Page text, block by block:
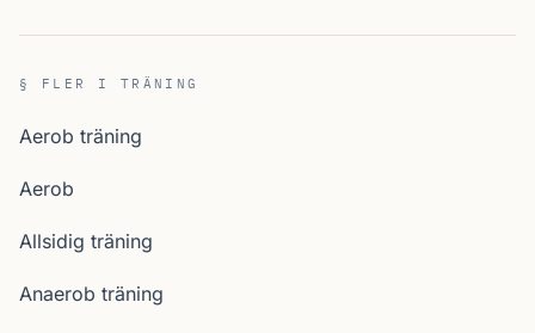
§ FLER I TRÄNING
Aerob träning
Aerob
Allsidig träning
Anaerob träning